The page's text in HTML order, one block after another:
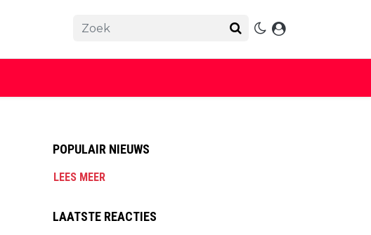
POPULAIR NIEUWS
LEES MEER
LAATSTE REACTIES